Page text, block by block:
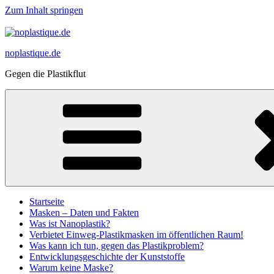
Zum Inhalt springen
noplastique.de
Gegen die Plastikflut
Startseite
Masken – Daten und Fakten
Was ist Nanoplastik?
Verbietet Einweg-Plastikmasken im öffentlichen Raum!
Was kann ich tun, gegen das Plastikproblem?
Entwicklungsgeschichte der Kunststoffe
Warum keine Maske?